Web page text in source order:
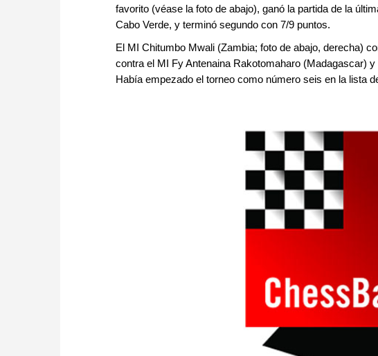
favorito (véase la foto de abajo), ganó la partida de la
Cabo Verde, y terminó segundo con 7/9 puntos.
El MI Chitumbo Mwali (Zambia; foto de abajo, derecha)
contra el MI Fy Antenaina Rakotomaharo (Madagascar)
Había empezado el torneo como número seis en la lista